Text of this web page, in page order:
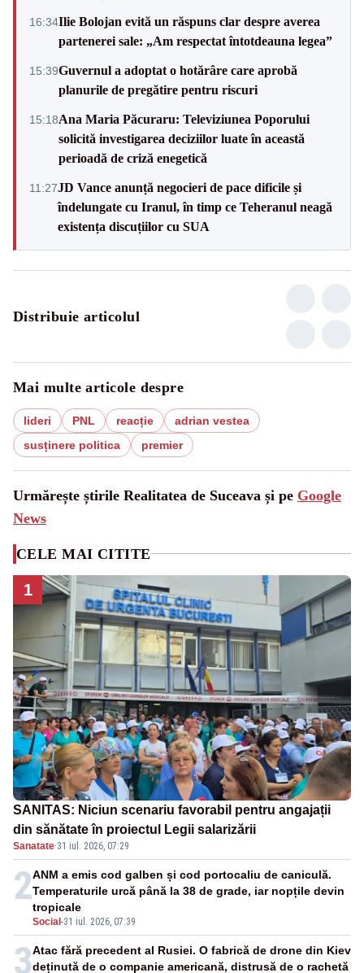
16:34Ilie Bolojan evită un răspuns clar despre averea
partenerei sale: „Am respectat întotdeauna legea”
15:39Guvernul a adoptat o hotărâre care aprobă
planurile de pregătire pentru riscuri
15:18Ana Maria Păcuraru: Televiziunea Poporului
solicită investigarea deciziilor luate în această
perioadă de criză enegetică
11:27JD Vance anunță negocieri de pace dificile și
îndelungate cu Iranul, în timp ce Teheranul neagă
existența discuțiilor cu SUA
Distribuie articolul
Mai multe articole despre
lideri PNL reacție
adrian vestea
susținere politica
premier
Urmărește știrile Realitatea de Suceava și pe Google
News
CELE MAI CITITE
1
SANITAS: Niciun scenariu favorabil pentru angajații
din sănătate în proiectul Legii salarizării
Sanatate·31 iul. 2026, 07:29
2
Social -31 iul. 2026, 07:39
ANM a emis cod galben și cod portocaliu de caniculă.
Temperaturile urcă până la 38 de grade, iar nopțile devin
tropicale
3Atac fără precedent al Rusiei. O fabrică de drone din Kiev
deținută de o companie americană, distrusă de o rachetă